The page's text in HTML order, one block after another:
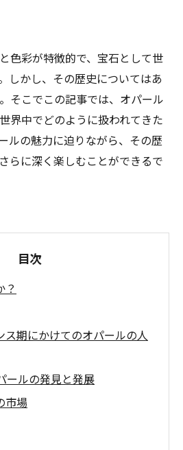
色彩が特徴的で、宝石として世
しかし、その歴史についてはあ
そこでこの記事では、オパール
界中でどのように扱われてきた
ルの魅力に迫りながら、その歴
らに深く楽しむことができるで
目次
？
ス期にかけてのオパールの人
ールの発見と発展
市場